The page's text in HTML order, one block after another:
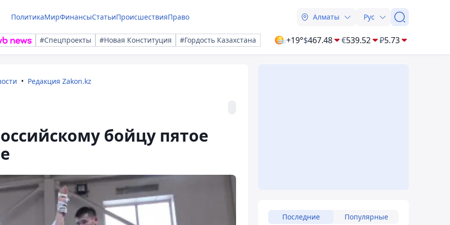
ПолитикаМирФинансыСтатьиПроисшествияПраво Алматы Рус
#Спецпроекты #Новая Конституция #Гордость Казахстана +19°$467.48 €539.52 ₽5.73
Редакция Zakon.kz
бойцу пятое
Последние Популярные